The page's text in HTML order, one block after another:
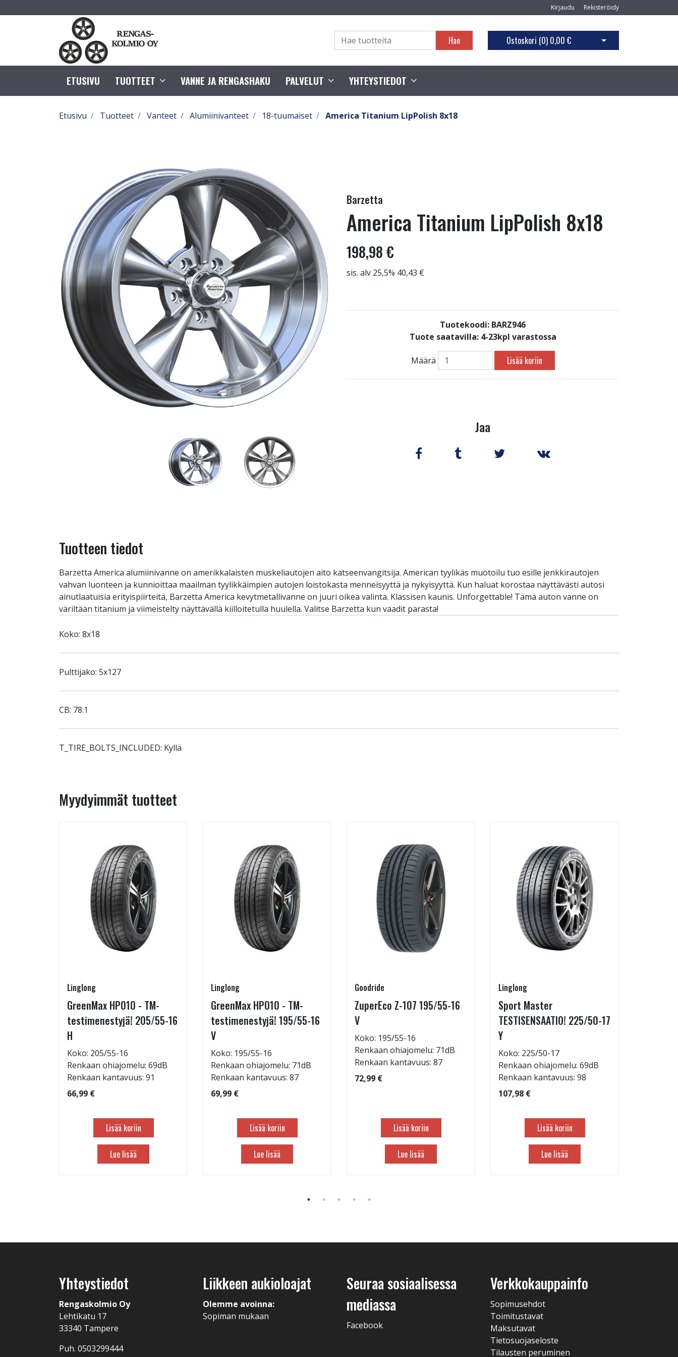
Kirjaudu Rekisteröidy
Hae Ostoskori (0) 0,00 € Avaa ostoskori
ETUSIVU TUOTTEET VANNE JA RENGASHAKU PALVELUT YHTEYSTIEDOT
Etusivu Tuotteet Vanteet Alumiinivanteet 18-tuumaiset America Titanium LipPolish 8x18
Barzetta
America Titanium LipPolish 8x18
198,98 €
sis. alv 25,5% 40,43 €
Tuotekoodi: BARZ946
Tuote saatavilla: 4-23kpl varastossa
Määrä Lisää koriin
Jaa
Tuotteen tiedot
Barzetta America alumiinivanne on amerikkalaisten muskeliautojen aito katseenvangitsija. American tyylikäs muotoilu tuo esille jenkkirautojen
vahvan luonteen ja kunnioittaa maailman tyylikkäimpien autojen loistokasta menneisyyttä ja nykyisyyttä. Kun haluat korostaa näyttävästi autosi
ainutlaatuisia erityispiirteitä, Barzetta America kevytmetallivanne on juuri oikea valinta. Klassisen kaunis. Unforgettable! Tämä auton vanne on
väriltään titanium ja viimeistelty näyttävällä kiilloitetulla huulella. Valitse Barzetta kun vaadit parasta!
Koko: 8x18
Pulttijako: 5x127
CB: 78.1
T_TIRE_BOLTS_INCLUDED: Kyllä
Myydyimmät tuotteet
Linglong
GreenMax HP010 - TM-
testimenestyjä! 205/55-16
H
Koko: 205/55-16
Renkaan ohiajomelu: 69dB
Renkaan kantavuus: 91
66,99 €
Lisää koriin
Lue lisää
Linglong
GreenMax HP010 - TM-
testimenestyjä! 195/55-16
V
Koko: 195/55-16
Renkaan ohiajomelu: 71dB
Renkaan kantavuus: 87
69,99 €
Lisää koriin
Lue lisää
Goodride
ZuperEco Z-107 195/55-16
V
Koko: 195/55-16
Renkaan ohiajomelu: 71dB
Renkaan kantavuus: 87
72,99 €
Lisää koriin
Lue lisää
Linglong
Sport Master
TESTISENSAATIO! 225/50-17
Y
Koko: 225/50-17
Renkaan ohiajomelu: 69dB
Renkaan kantavuus: 98
107,98 €
Lisää koriin
Lue lisää
Yhteystiedot
Rengaskolmio Oy
Lehtikatu 17
33340 Tampere
Puh. 0503299444
Liikkeen aukioloajat
Olemme avoinna:
Sopiman mukaan
Seuraa sosiaalisessa
mediassa
Facebook
Verkkokauppainfo
Sopimusehdot
Toimitustavat
Maksutavat
Tietosuojaseloste
Tilausten peruminen